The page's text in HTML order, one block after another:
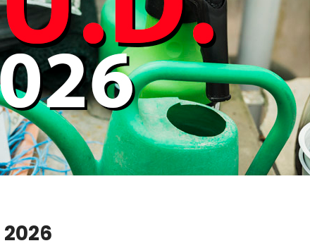
RLS aziende oltre 50 lavoratori
Carrelli elevatori – tutti
Gru su autocarro
Piattaforme elevabili PLE
Addetti uso carroponte